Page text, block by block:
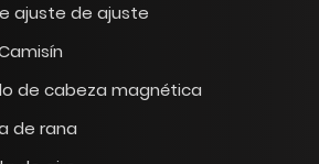
ajuste de ajuste
de cabeza magnética
de rana